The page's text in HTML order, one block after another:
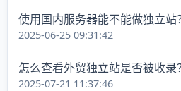
使用国内服务器能不能做独立站
2025-06-25 09:31:42
怎么查看外贸独立站是否被收录
2025-07-21 11:37:46